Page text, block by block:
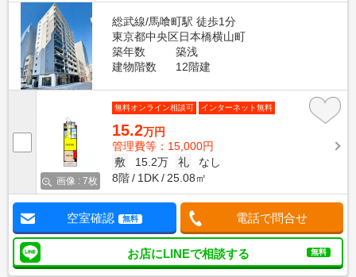
総武線/馬喰町駅 徒歩1分
東京都中央区日本橋横山町
築年数
築浅
建物階数
12階建
画像 : 7枚
無料オンライン相談可 インターネット無料
15.2万円
管理費等：15,000円
敷
15.2万 礼
なし
8階
1DK 25.08㎡
空室確認 無料 電話で問合せ
お店にLINEで相談する 無料